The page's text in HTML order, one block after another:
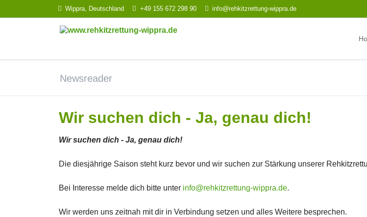
Wippra, Deutschland +49 155 672 298 90 info@rehkitzrettung-wippra.de
Newsreader
Wir suchen dich - Ja, genau dich!
Wir suchen dich - Ja, genau dich!
Die diesjährige Saison steht kurz bevor und wir suchen zur Stärkung unserer
Bei Interesse melde dich bitte unter info@rehkitzrettung-wippra.de.
Wir werden uns zeitnah mit dir in Verbindung setzen und alles Weitere besprechen.